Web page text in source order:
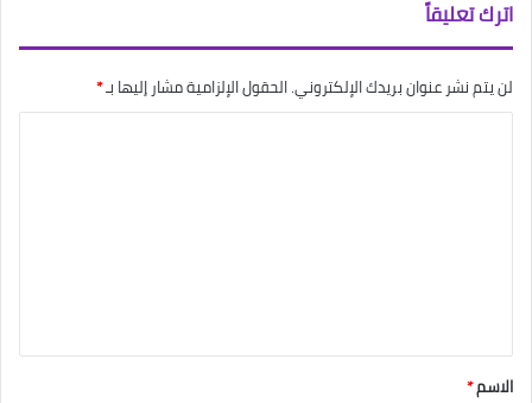
اترك تعليقاً
لن يتم نشر عنوان بريدك الإلكتروني.الحقول الإلزامية مشار إليها بـ*
*
الاسم*